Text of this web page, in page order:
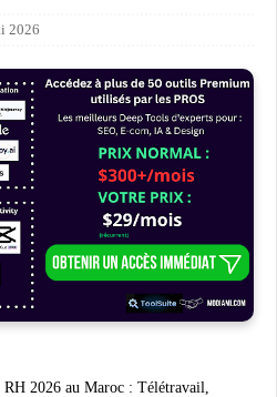
2026
2026 au Maroc : Télétravail,